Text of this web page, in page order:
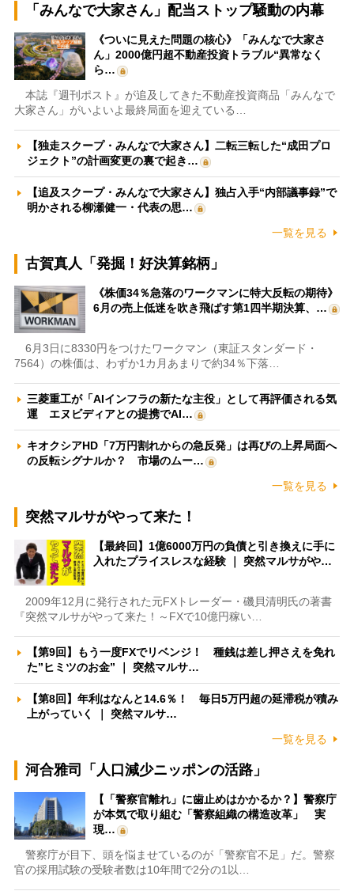
「みんなで大家さん」配当ストップ騒動の内幕
《ついに見えた問題の核心》「みんなで大家さ
ん」2000億円超不動産投資トラブル“異常なく
ら…
本誌『週刊ポスト』が追及してきた不動産投資商品「みんなで
大家さん」がいよいよ最終局面を迎えている…
【独走スクープ・みんなで大家さん】二転三転した“成田プロ
ジェクト”の計画変更の裏で起き…
【追及スクープ・みんなで大家さん】独占入手“内部議事録”で
明かされる柳瀬健一・代表の思…
一覧を見る
古賀真人「発掘！好決算銘柄」
《株価34％急落のワークマンに特大反転の期待》
6月の売上低迷を吹き飛ばす第1四半期決算、…
6月3日に8330円をつけたワークマン（東証スタンダード・
7564）の株価は、わずか1カ月あまりで約34％下落…
三菱重工が「AIインフラの新たな主役」として再評価される気
運 エヌビディアとの提携でAI…
キオクシアHD「7万円割れからの急反発」は再びの上昇局面へ
の反転シグナルか？ 市場のムー…
一覧を見る
突然マルサがやって来た！
【最終回】1億6000万円の負債と引き換えに手に
入れたプライスレスな経験 ｜ 突然マルサがや…
2009年12月に発行された元FXトレーダー・磯貝清明氏の著書
『突然マルサがやって来た！～FXで10億円稼い…
【第9回】もう一度FXでリベンジ！ 種銭は差し押さえを免れ
た”ヒミツのお金” ｜ 突然マルサ…
【第8回】年利はなんと14.6％！ 毎日5万円超の延滞税が積み
上がっていく ｜ 突然マルサ…
一覧を見る
河合雅司「人口減少ニッポンの活路」
【「警察官離れ」に歯止めはかかるか？】警察庁
が本気で取り組む「警察組織の構造改革」 実
現…
警察庁が目下、頭を悩ませているのが「警察官不足」だ。警察
官の採用試験の受験者数は10年間で2分の1以…